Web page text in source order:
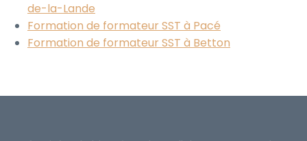
de-la-Lande
Formation de formateur SST à Pacé
Formation de formateur SST à Betton